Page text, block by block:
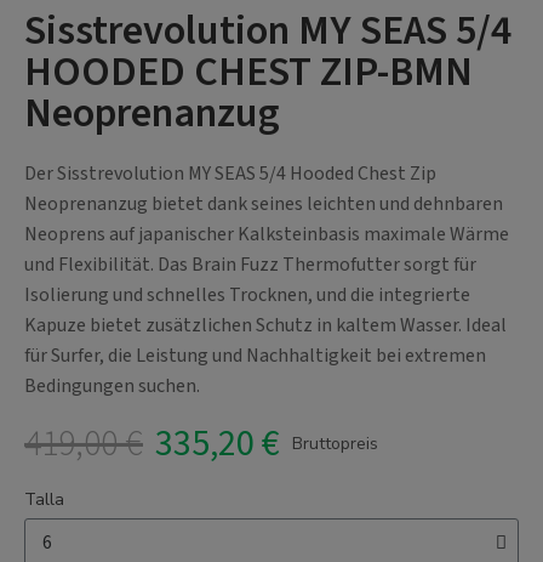
Sisstrevolution MY SEAS 5/4
HOODED CHEST ZIP-BMN
Neoprenanzug
Der Sisstrevolution MY SEAS 5/4 Hooded Chest Zip
Neoprenanzug bietet dank seines leichten und dehnbaren
Neoprens auf japanischer Kalksteinbasis maximale Wärme
und Flexibilität. Das Brain Fuzz Thermofutter sorgt für
Isolierung und schnelles Trocknen, und die integrierte
Kapuze bietet zusätzlichen Schutz in kaltem Wasser. Ideal
für Surfer, die Leistung und Nachhaltigkeit bei extremen
Bedingungen suchen.
419,00 € 335,20 € Bruttopreis
Talla